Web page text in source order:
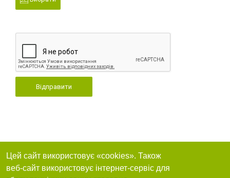
Відправити
Цей сайт використовує «cookies». Також
веб-сайт використовує інтернет-сервіс для